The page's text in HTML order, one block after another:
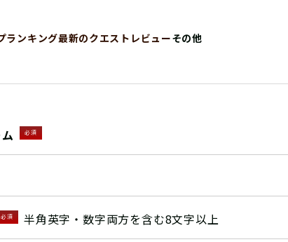
ランキング最新のクエストレビューその他
必須
必須 半角英字・数字両方を含む8文字以上